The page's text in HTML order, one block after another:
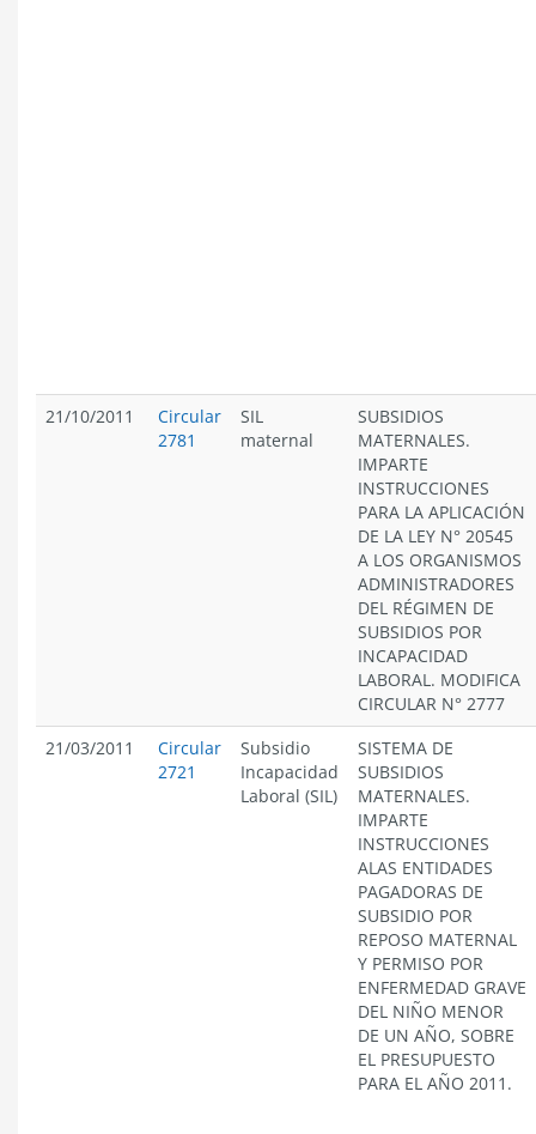
21/10/2011
Circular
2781
SIL
maternal
SUBSIDIOS
MATERNALES.
IMPARTE
INSTRUCCIONES
PARA LA APLICACIÓN
DE LA LEY N° 20545
A LOS ORGANISMOS
ADMINISTRADORES
DEL RÉGIMEN DE
SUBSIDIOS POR
INCAPACIDAD
LABORAL. MODIFICA
CIRCULAR N° 2777
21/03/2011
Circular
2721
Subsidio
Incapacidad
Laboral (SIL)
SISTEMA DE
SUBSIDIOS
MATERNALES.
IMPARTE
INSTRUCCIONES
ALAS ENTIDADES
PAGADORAS DE
SUBSIDIO POR
REPOSO MATERNAL
Y PERMISO POR
ENFERMEDAD GRAVE
DEL NIÑO MENOR
DE UN AÑO, SOBRE
EL PRESUPUESTO
PARA EL AÑO 2011.